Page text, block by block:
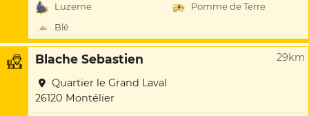
Luzerne
Pomme de Terre
Blé
Blache Sebastien 29km
Quartier le Grand Laval
26120 Montélier